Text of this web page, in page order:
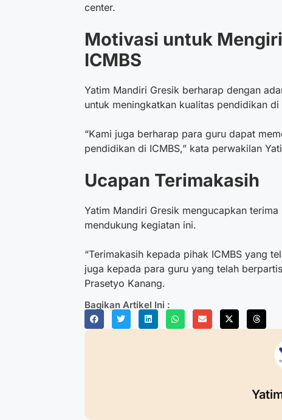
center.
Motivasi untuk
ICMBS
Yatim Mandiri Gresik berharap dengan
untuk meningkatkan kualitas pendidikan di
“Kami juga berharap para guru dapat
pendidikan di ICMBS,” kata perwakilan
Ucapan Terimakasih
Yatim Mandiri Gresik mengucapkan
mendukung kegiatan ini.
“Terimakasih kepada pihak ICMBS yang
juga kepada para guru yang telah
Prasetyo Kanang.
Bagikan Artikel Ini :